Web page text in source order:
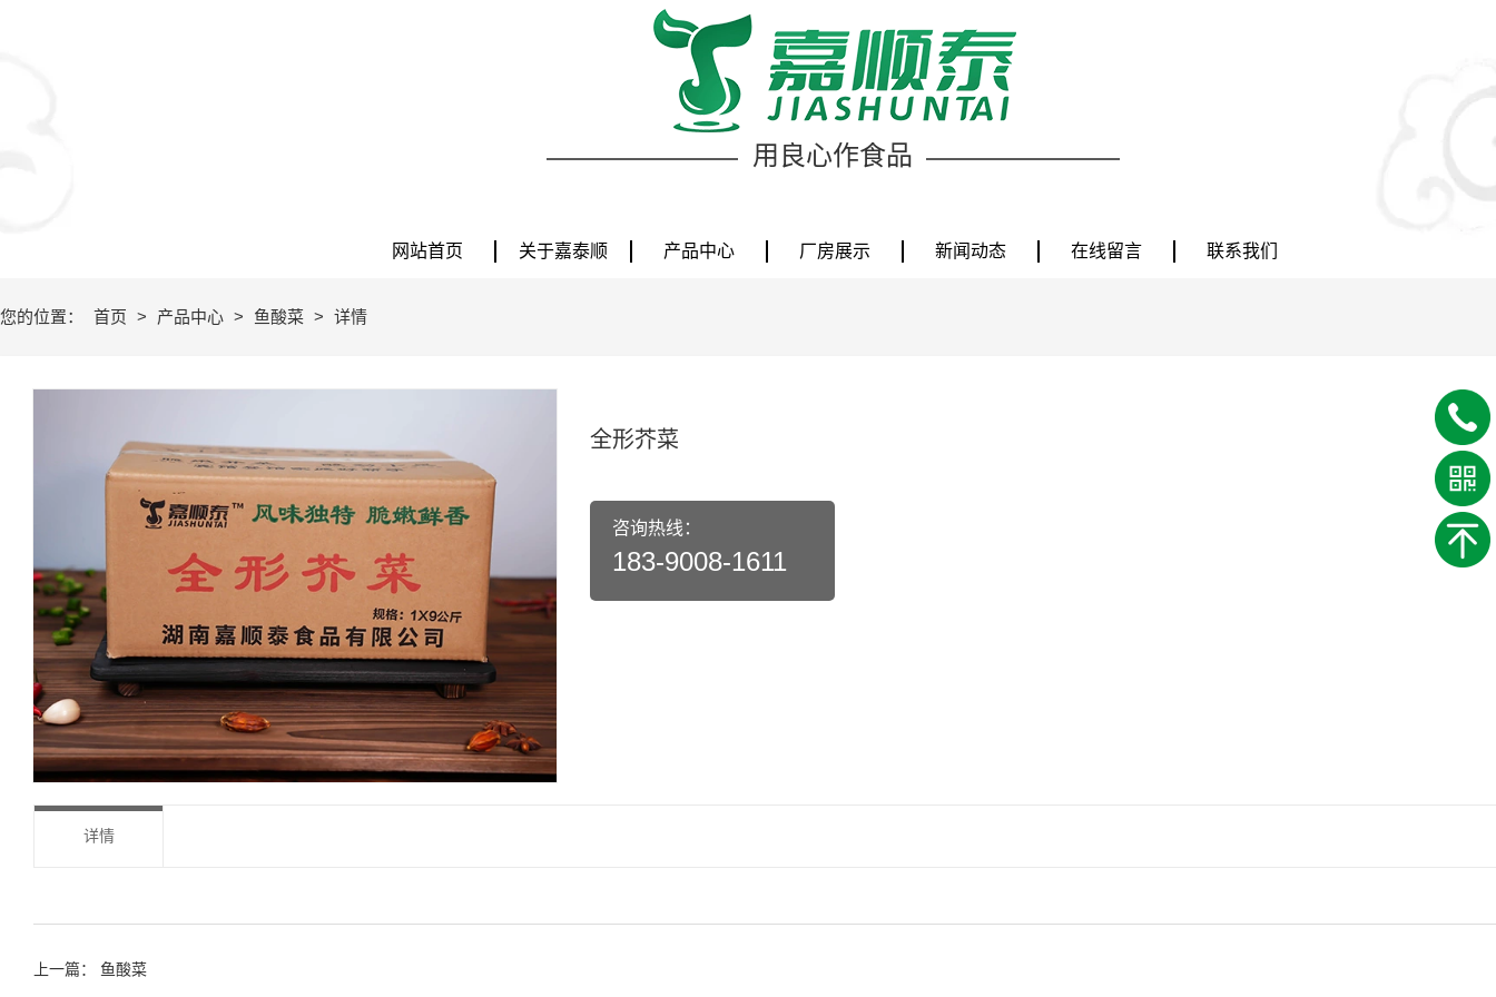
网站首页 关于嘉泰顺 产品中心 厂房展示 新闻动态 在线留言 联系我们
用良心作食品
您的位置： 首页 > 产品中心 > 鱼酸菜 > 详情
全形芥菜
咨询热线：
183-9008-1611
详情
上一篇： 鱼酸菜